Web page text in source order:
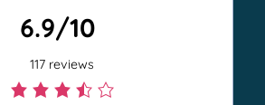
6.9/10
117 reviews
3